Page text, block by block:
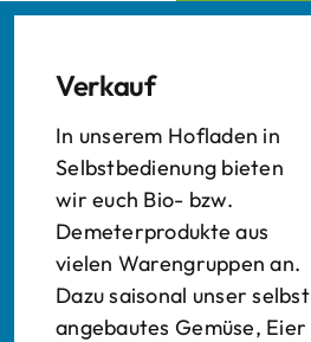
Verkauf
In unserem Hofladen in
Selbstbedienung bieten
wir euch Bio- bzw.
Demeterprodukte aus
vielen Warengruppen an.
Dazu saisonal unser selbst
angebautes Gemüse, Eier